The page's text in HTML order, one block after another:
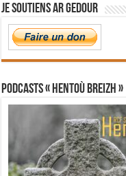
Je soutiens Ar Gedour
PODCASTS « Hentoù Breizh »